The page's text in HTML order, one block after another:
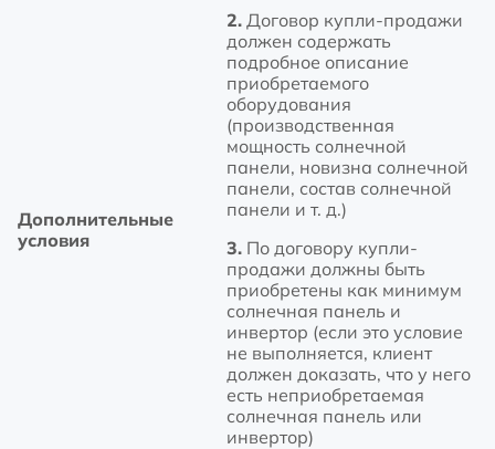
Дополнительные
условия
2. Договор купли-продажи
должен содержать
подробное описание
приобретаемого
оборудования
(производственная
мощность солнечной
панели, новизна солнечной
панели, состав солнечной
панели и т. д.)
3. По договору купли-
продажи должны быть
приобретены как минимум
солнечная панель и
инвертор (если это условие
не выполняется, клиент
должен доказать, что у него
есть неприобретаемая
солнечная панель или
инвертор)